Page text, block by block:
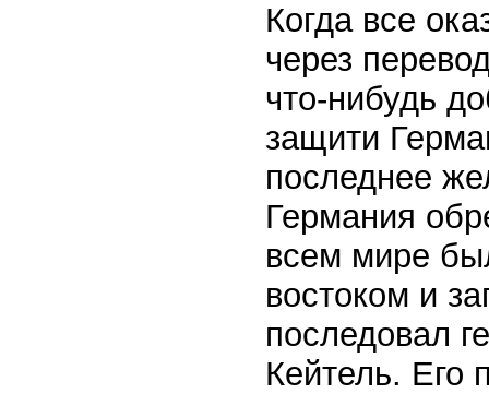
Когда все
через
что-нибудь
защити
последнее
Германия
всем мире
востоком и
последовал
Кейтель.